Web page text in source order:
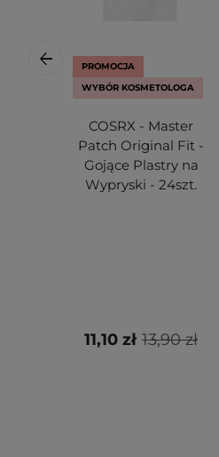
PROMOCJA
WYBÓR KOSMETOLOGA
COSRX - Master
Patch Original Fit -
Gojące Plastry na
Wypryski - 24szt.
13,90 zł
11,10 zł